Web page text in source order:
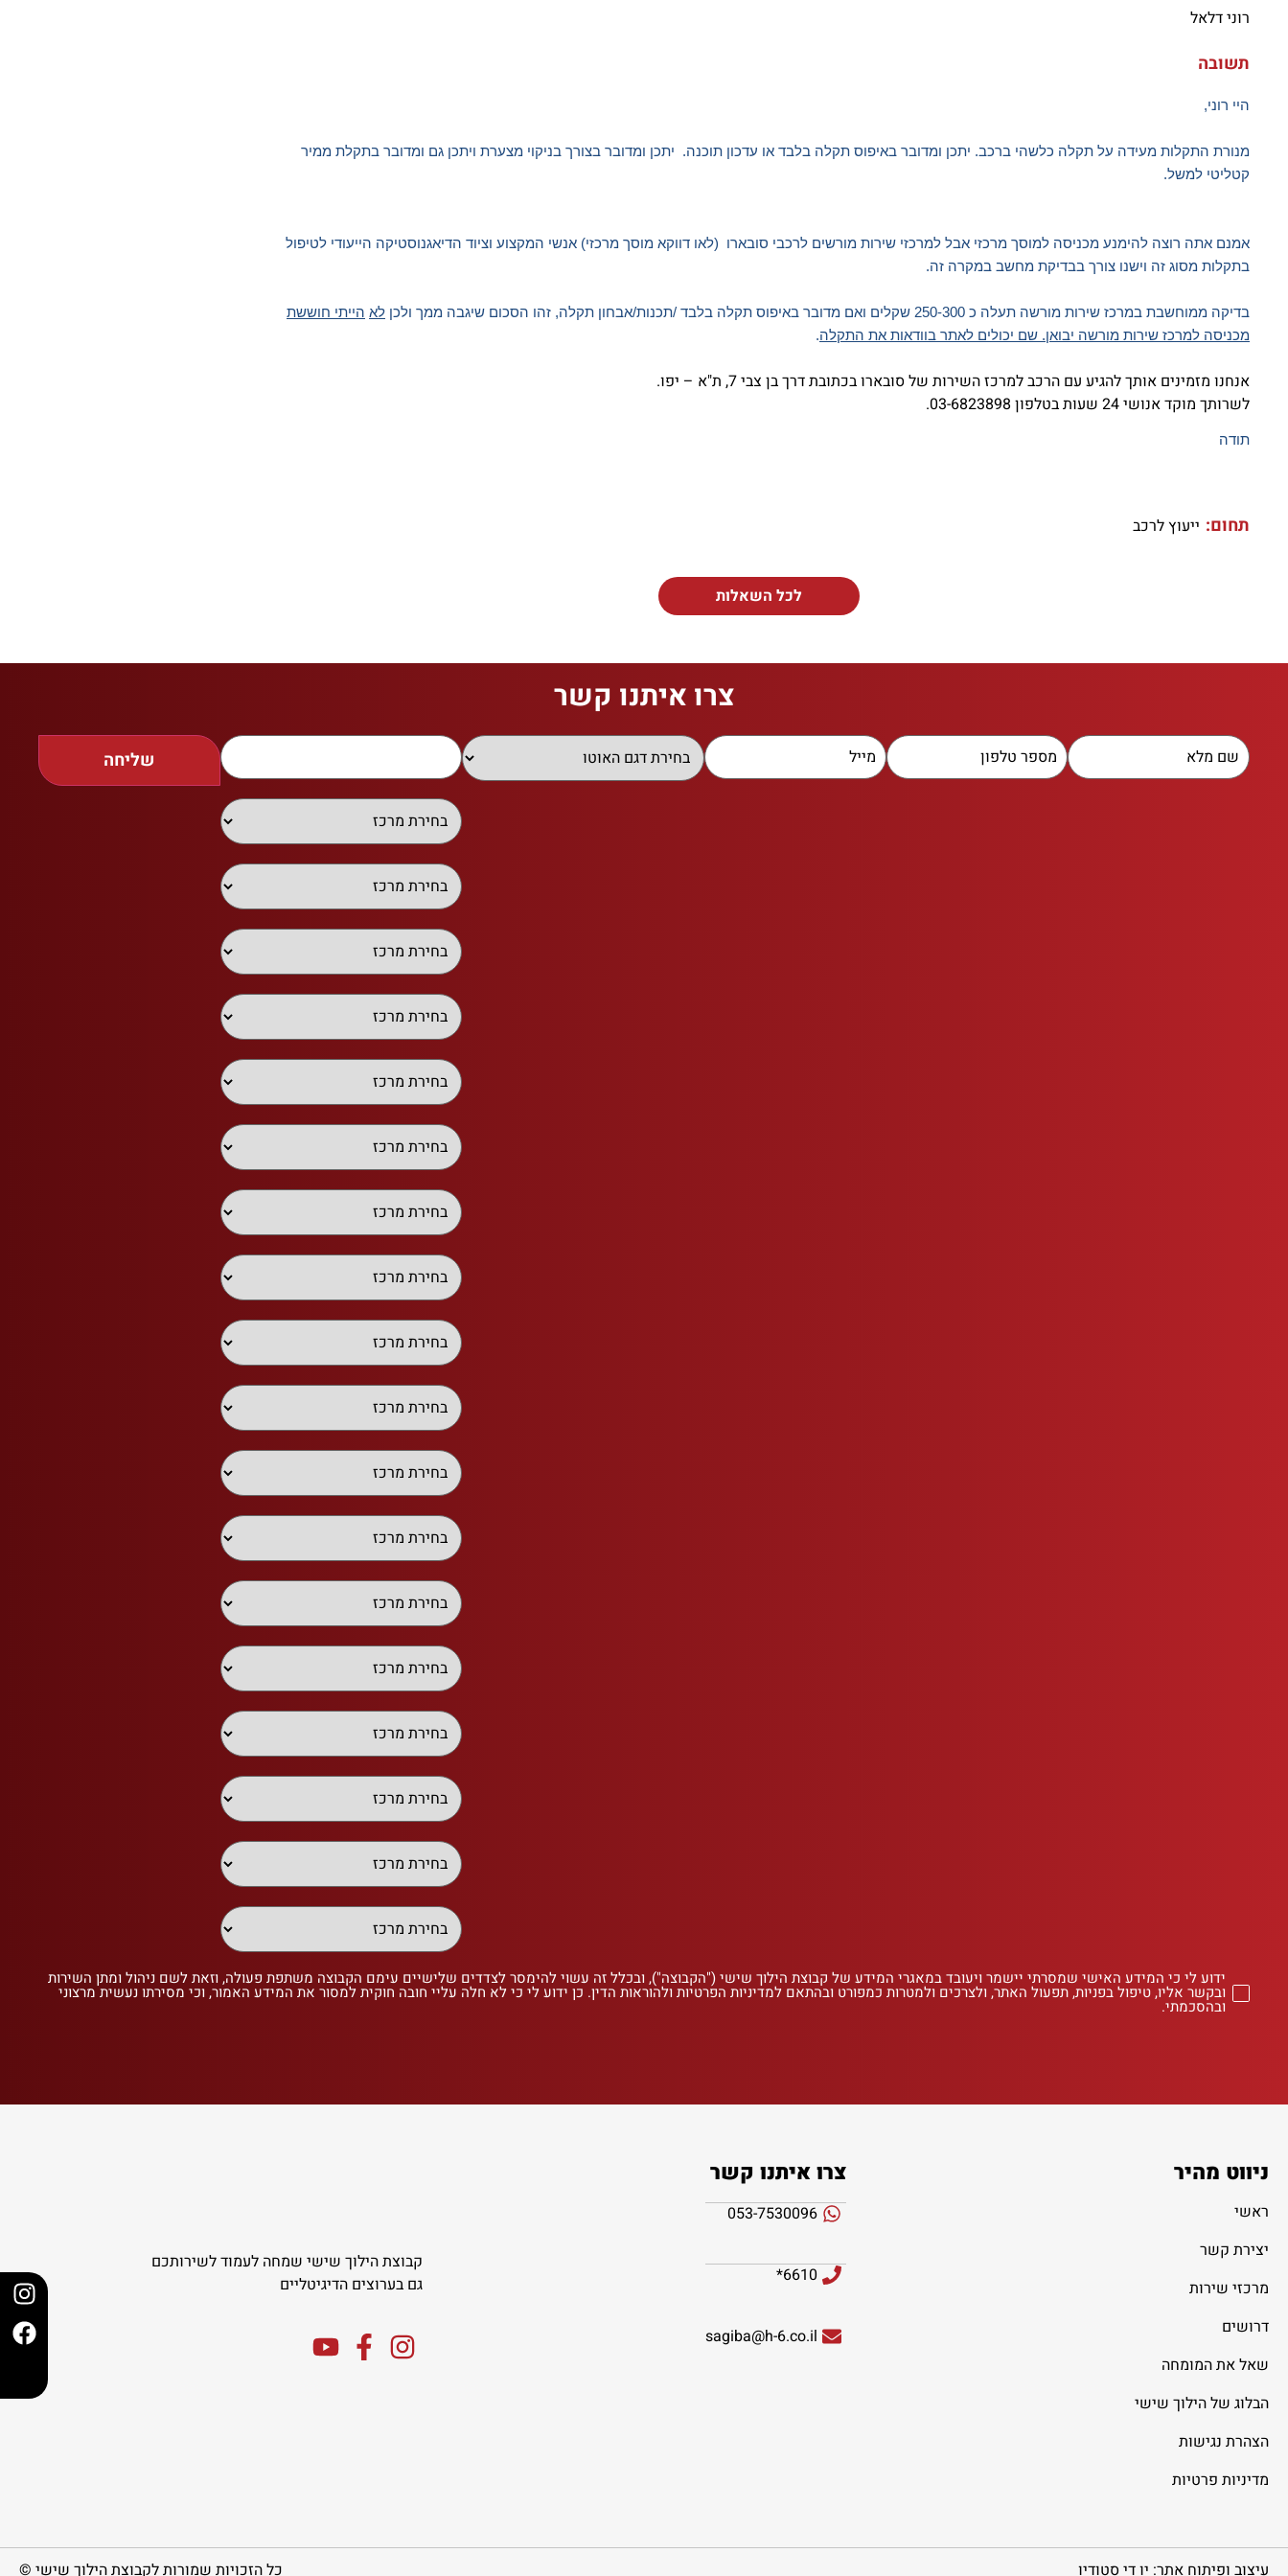
רוני דלאל
תשובה
היי רוני,
מנורת התקלות מעידה על תקלה כלשהי ברכב. יתכן ומדובר באיפוס תקלה בלבד או עדכון תוכנה. יתכן ומדובר בצורך בניקוי מצערת ויתכן גם ומדובר בתקלת ממיר
קטליטי למשל.
אמנם אתה רוצה להימנע מכניסה למוסך מרכזי אבל למרכזי שירות מורשים לרכבי סובארו (לאו דווקא מוסך מרכזי) אנשי המקצוע וציוד הדיאגנוסטיקה הייעודי לטיפול
בתקלות מסוג זה וישנו צורך בבדיקת מחשב במקרה זה.
בדיקה ממוחשבת במרכז שירות מורשה תעלה כ 250-300 שקלים ואם מדובר באיפוס תקלה בלבד /תכנות/אבחון תקלה, זהו הסכום שיגבה ממך ולכן לא הייתי חוששת
מכניסה למרכז שירות מורשה יבואן. שם יכולים לאתר בוודאות את התקלה.
אנחנו מזמינים אותך להגיע עם הרכב למרכז השירות של סובארו בכתובת דרך בן צבי 7, ת"א – יפו.
לשרותך מוקד אנושי 24 שעות בטלפון 03-6823898.
תודה
תחום: ייעוץ לרכב
לכל השאלות
צרו איתנו קשר
שליחה
ידוע לי כי המידע האישי שמסרתי יישמר ויעובד במאגרי המידע של קבוצת הילוך שישי ("הקבוצה"), ובכלל זה עשוי להימסר לצדדים שלישיים עימם הקבוצה משתפת פעולה, וזאת לשם ניהול ומתן השירות
ובקשר אליו, טיפול בפניות, תפעול האתר, ולצרכים ולמטרות כמפורט ובהתאם למדיניות הפרטיות ולהוראות הדין. כן ידוע לי כי לא חלה עליי חובה חוקית למסור את המידע האמור, וכי מסירתו נעשית מרצוני
ובהסכמתי.
ניווט מהיר
ראשי
יצירת קשר
מרכזי שירות
דרושים
שאל את המומחה
הבלוג של הילוך שישי
הצהרת נגישות
מדיניות פרטיות
צרו איתנו קשר
053-7530096
6610*
sagiba@h-6.co.il
קבוצת הילוך שישי שמחה לעמוד לשירותכם
גם בערוצים הדיגיטליים
עיצוב ופיתוח אתר: יו די סטודיו כל הזכויות שמורות לקבוצת הילוך שישי ©